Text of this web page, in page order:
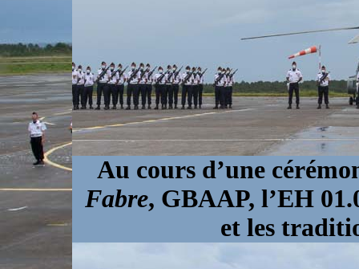
Au cours d’une
Fabre, GBAAP, l’EH
et les